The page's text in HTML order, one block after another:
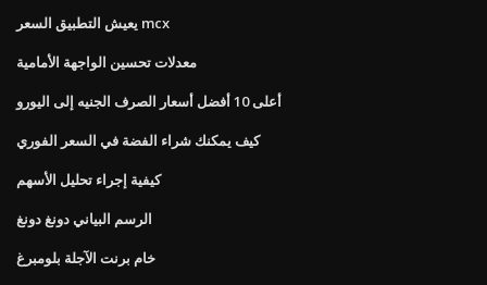
يعيش التطبيق السعر mcx
معدلات تحسين الواجهة الأمامية
أعلى 10 أفضل أسعار الصرف الجنيه إلى اليورو
كيف يمكنك شراء الفضة في السعر الفوري
كيفية إجراء تحليل الأسهم
الرسم البياني دونغ دونغ
خام برنت الآجلة بلومبرغ